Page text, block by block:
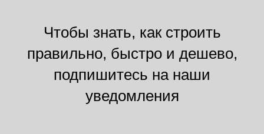
Чтобы знать, как строить
правильно, быстро и дешево,
подпишитесь на наши
уведомления